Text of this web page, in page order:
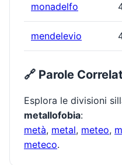
monadelfo
mendelevio
🔗 Parole
Esplora le divisioni
metallofobia:
metà, metal, meteo,
meteco.